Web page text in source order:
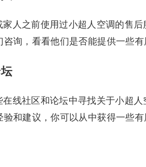
家人之前使用过小超人空调的售
询，看看他们是否能提供一些有
在线社区和论坛中寻找关于小超
和建议，你可以从中获得一些有